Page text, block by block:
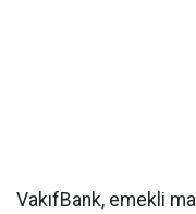
VakıfBank, emekli